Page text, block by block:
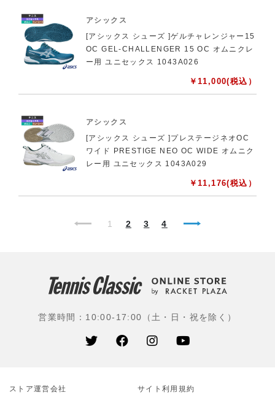
アシックス
[アシックス シューズ ]ゲルチャレンジャー15
OC GEL-CHALLENGER 15 OC オムニクレ
ー用 ユニセックス 1043A026
￥ 11,000(税込）
アシックス
[アシックス シューズ ]プレステージネオOC
ワイド PRESTIGE NEO OC WIDE オムニク
レー用 ユニセックス 1043A029
￥ 11,176(税込）
1 2 3 4
営業時間：10:00-17:00（土・日・祝を除く）
ストア運営会社 サイト利⽤規約